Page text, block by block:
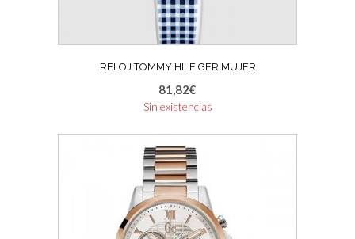
RELOJ TOMMY HILFIGER MUJER
81,82€
Sin existencias